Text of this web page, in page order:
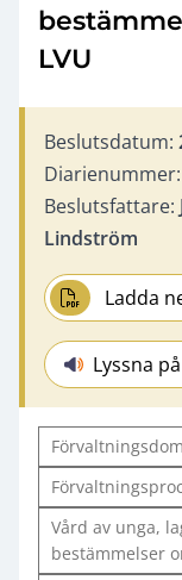
LVU
Beslutsdatum:
Diarienummer:
Beslutsfattare:
Lindström
Ladda
Lyssna
Vård av unga,
bestämmelser